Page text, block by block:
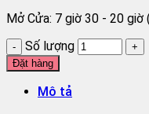
Mở Cửa: 7 giờ 30 - 20
Số lượng
Đặt hàng
Mô tả